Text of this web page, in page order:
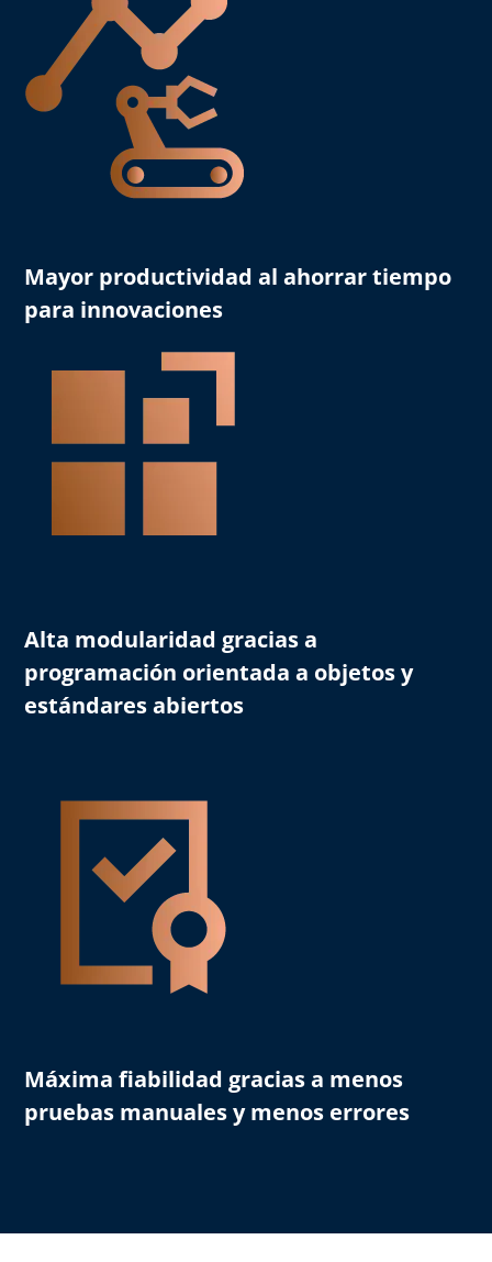
Mayor productividad al ahorrar tiempo
para innovaciones
Alta modularidad gracias a
programación orientada a objetos y
estándares abiertos
Máxima fiabilidad gracias a menos
pruebas manuales y menos errores